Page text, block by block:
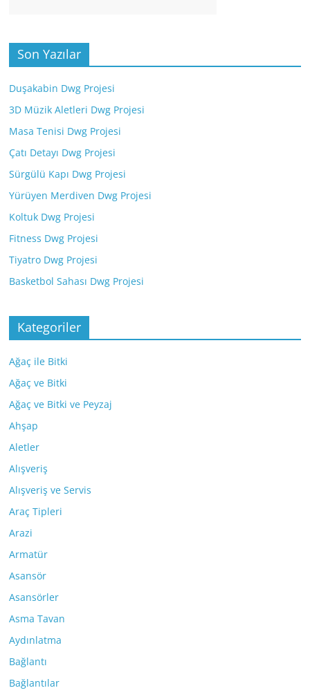
Son Yazılar
Duşakabin Dwg Projesi
3D Müzik Aletleri Dwg Projesi
Masa Tenisi Dwg Projesi
Çatı Detayı Dwg Projesi
Sürgülü Kapı Dwg Projesi
Yürüyen Merdiven Dwg Projesi
Koltuk Dwg Projesi
Fitness Dwg Projesi
Tiyatro Dwg Projesi
Basketbol Sahası Dwg Projesi
Kategoriler
Ağaç ile Bitki
Ağaç ve Bitki
Ağaç ve Bitki ve Peyzaj
Ahşap
Aletler
Alışveriş
Alışveriş ve Servis
Araç Tipleri
Arazi
Armatür
Asansör
Asansörler
Asma Tavan
Aydınlatma
Bağlantı
Bağlantılar